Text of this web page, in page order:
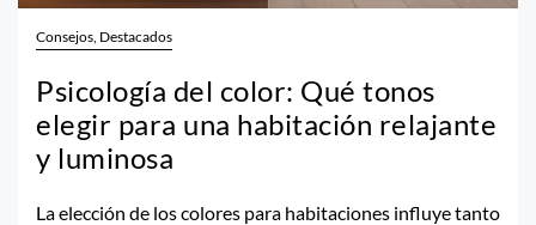
Consejos, Destacados
Psicología del color: Qué tonos
elegir para una habitación relajante
y luminosa
La elección de los colores para habitaciones influye tanto